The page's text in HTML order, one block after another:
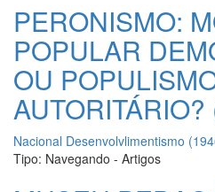
PERONISMO:
POPULAR
OU
Nacional Desenvolvlimentismo
Tipo: Navegando - Artigos